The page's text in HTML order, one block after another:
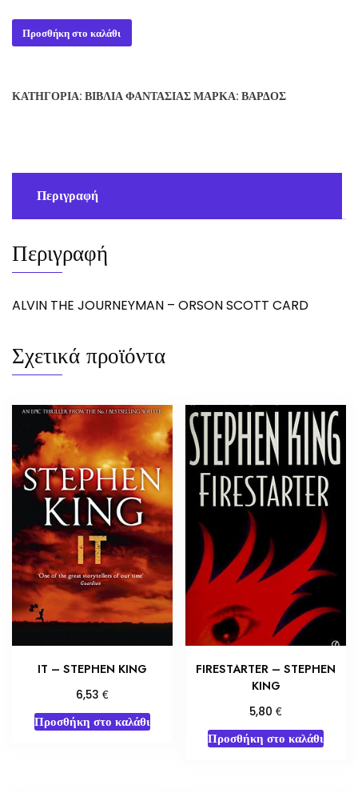
ALVIN
THE
ORSON
Προσθήκη στο καλάθι
ΚΑΤΗΓΟΡΊΑ: ΒΙΒΛΊΑ ΦΑΝΤΑΣΊΑΣΜΆΡΚΑ: ΒΆΡΔΟΣ
Περιγραφή
Περιγραφή
ALVIN THE JOURNEYMAN – ORSON SCOTT CARD
Σχετικά προϊόντα
IT – STEPHEN KING
6,53 €
Προσθήκη στο καλάθι
FIRESTARTER – STEPHEN
KING
5,80€
Προσθήκη στο καλάθι